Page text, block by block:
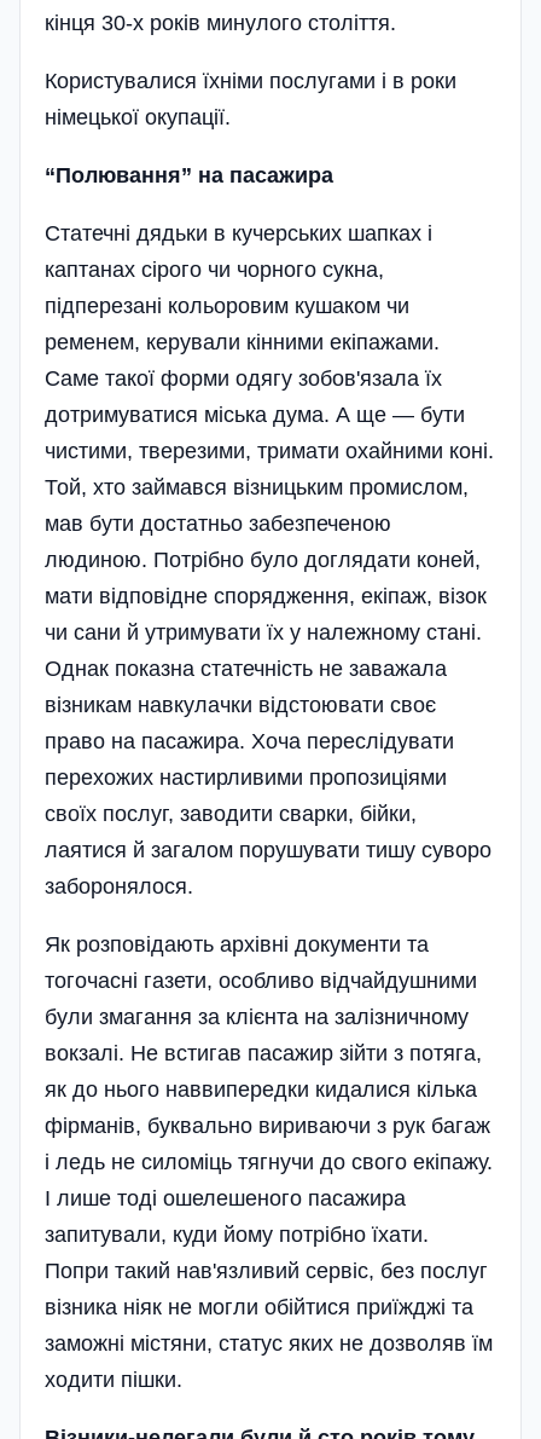
кінця 30-х років минулого століття.
Користувалися їхніми послугами і в роки
німецької окупації.
“Полювання” на пасажира
Статечні дядьки в кучерських шапках і
каптанах сірого чи чорного сукна,
підперезані кольоровим кушаком чи
ременем, керували кінними екіпажами.
Саме такої форми одягу зобов'язала їх
дотримуватися міська дума. А ще — бути
чистими, тверезими, тримати охайними коні.
Той, хто займався візницьким промислом,
мав бути достатньо забезпеченою
людиною. Потрібно було доглядати коней,
мати відповідне спорядження, екіпаж, візок
чи сани й утримувати їх у належному стані.
Однак показна статечність не заважала
візникам навкулачки відстоювати своє
право на пасажира. Хоча переслідувати
перехожих настирливими пропозиціями
своїх послуг, заводити сварки, бійки,
лаятися й загалом порушувати тишу суворо
заборонялося.
Як розповідають архівні документи та
тогочасні газети, особливо відчайдушними
були змагання за клієнта на залізничному
вокзалі. Не встигав пасажир зійти з потяга,
як до нього наввипередки кидалися кілька
фірманів, буквально вириваючи з рук багаж
і ледь не силоміць тягнучи до свого екіпажу.
І лише тоді ошелешеного пасажира
запитували, куди йому потрібно їхати.
Попри такий нав'язливий сервіс, без послуг
візника ніяк не могли обійтися приїжджі та
заможні містяни, статус яких не дозволяв їм
ходити пішки.